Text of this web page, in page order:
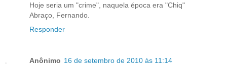
Hoje seria um "crime", naquela época era "Chiq"
Abraço, Fernando.
Responder
Anônimo 16 de setembro de 2010 às 11:14